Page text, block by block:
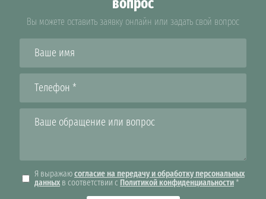
вопрос
Вы можете оставить заявку онлайн или задать свой вопрос
Я выражаю согласие на передачу и обработку персональных
данных в соответствии с Политикой конфиденциальности *